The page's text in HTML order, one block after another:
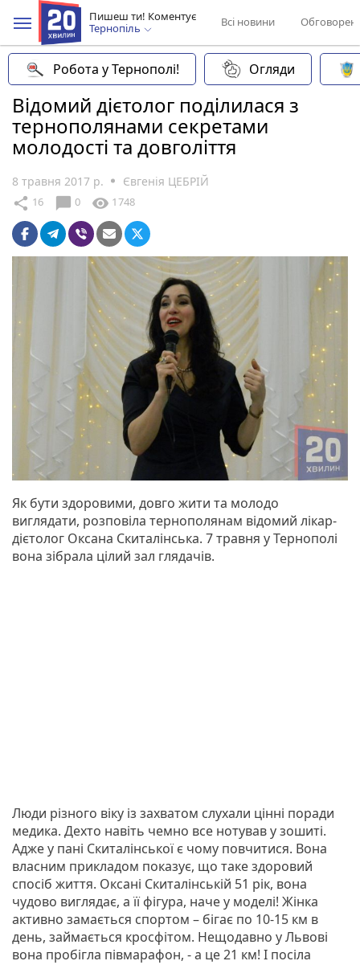
Пишеш ти! Коментує
Тернопіль
Всі новини
Робота у Тернополі! Огляди
Відомий дієтолог поділилася з
тернополянами секретами
молодості та довголіття
8 травня 2017 р. Євгенія ЦЕБРІЙ
share 16 chat_bubble 0 visibility 1748
Як бути здоровими, довго жити та молодо
виглядати, розповіла тернополянам відомий лікар-
дієтолог Оксана Скиталінська. 7 травня у Тернополі
вона зібрала цілий зал глядачів.
Люди різного віку із захватом слухали цінні поради
медика. Дехто навіть чемно все нотував у зошиті.
Адже у пані Скиталінської є чому повчитися. Вона
власним прикладом показує, що таке здоровий
спосіб життя. Оксані Скиталінській 51 рік, вона
чудово виглядає, а її фігура, наче у моделі! Жінка
активно замається спортом – бігає по 10-15 км в
день, займається кросфітом. Нещодавно у Львові
вона пробігла півмарафон, - а це 21 км! І посіла